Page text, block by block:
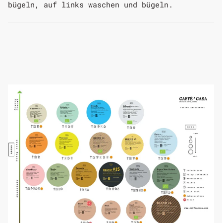
bügeln, auf links waschen und bügeln.